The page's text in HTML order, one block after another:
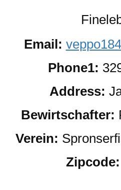
Email:
Phone1:
Address:
Bewirtschafter:
Verein:
Zipcode: